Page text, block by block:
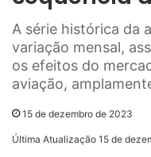
A série histórica da
variação mensal,
os efeitos do
aviação,
15 de dezembro de 2023
Última Atualização 15 de